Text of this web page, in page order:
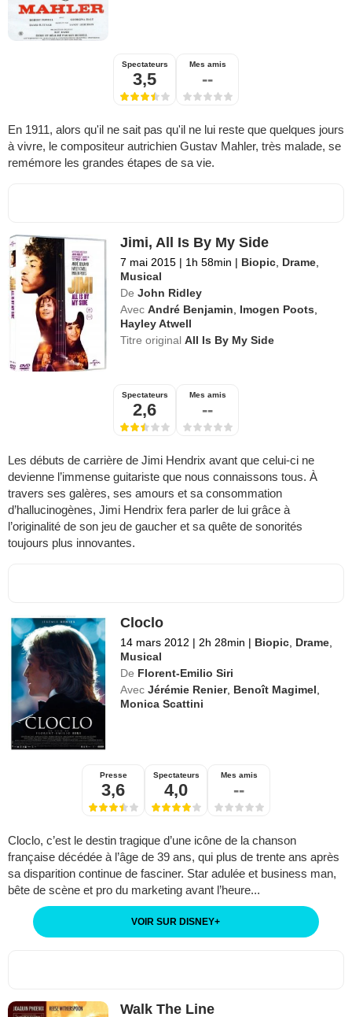
Spectateurs
3,5
Mes amis
--
En 1911, alors qu'il ne sait pas qu'il ne lui reste que quelques jours
à vivre, le compositeur autrichien Gustav Mahler, très malade, se
remémore les grandes étapes de sa vie.
Jimi, All Is By My Side
7 mai 2015 | 1h 58min | Biopic Drame
Musical
De John Ridley
Avec André Benjamin Imogen Poots
Hayley Atwell
Titre originalAll Is By My Side
Spectateurs
2,6
Mes amis
--
Les débuts de carrière de Jimi Hendrix avant que celui-ci ne
devienne l’immense guitariste que nous connaissons tous. À
travers ses galères, ses amours et sa consommation
d’hallucinogènes, Jimi Hendrix fera parler de lui grâce à
l’originalité de son jeu de gaucher et sa quête de sonorités
toujours plus innovantes.
Cloclo
14 mars 2012 | 2h 28min | Biopic Drame
Musical
De Florent-Emilio Siri
Avec Jérémie Renier, Benoît Magimel
Monica Scattini
Presse
3,6
Spectateurs
4,0
Mes amis
--
Cloclo, c’est le destin tragique d’une icône de la chanson
française décédée à l’âge de 39 ans, qui plus de trente ans après
sa disparition continue de fasciner. Star adulée et business man,
bête de scène et pro du marketing avant l’heure...
VOIR SUR DISNEY+
Walk The Line